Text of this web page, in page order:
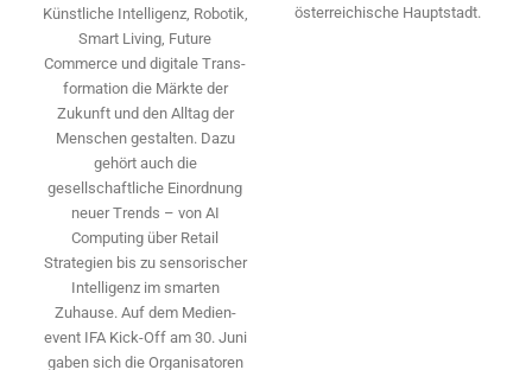
Künstliche Intelligenz, Robotik,
Smart Living, Future
Commerce und digitale Trans­
formation die Märkte der
Zukunft und den Alltag der
Menschen gestalten. Dazu
gehört auch die
gesellschaftliche Einordnung
neuer Trends – von AI
Computing über Retail
Strategien bis zu sensorischer
Intelligenz im smarten
Zuhause. Auf dem Medien­
event IFA Kick-Off am 30. Juni
gaben sich die Organisatoren
österreichische Hauptstadt.